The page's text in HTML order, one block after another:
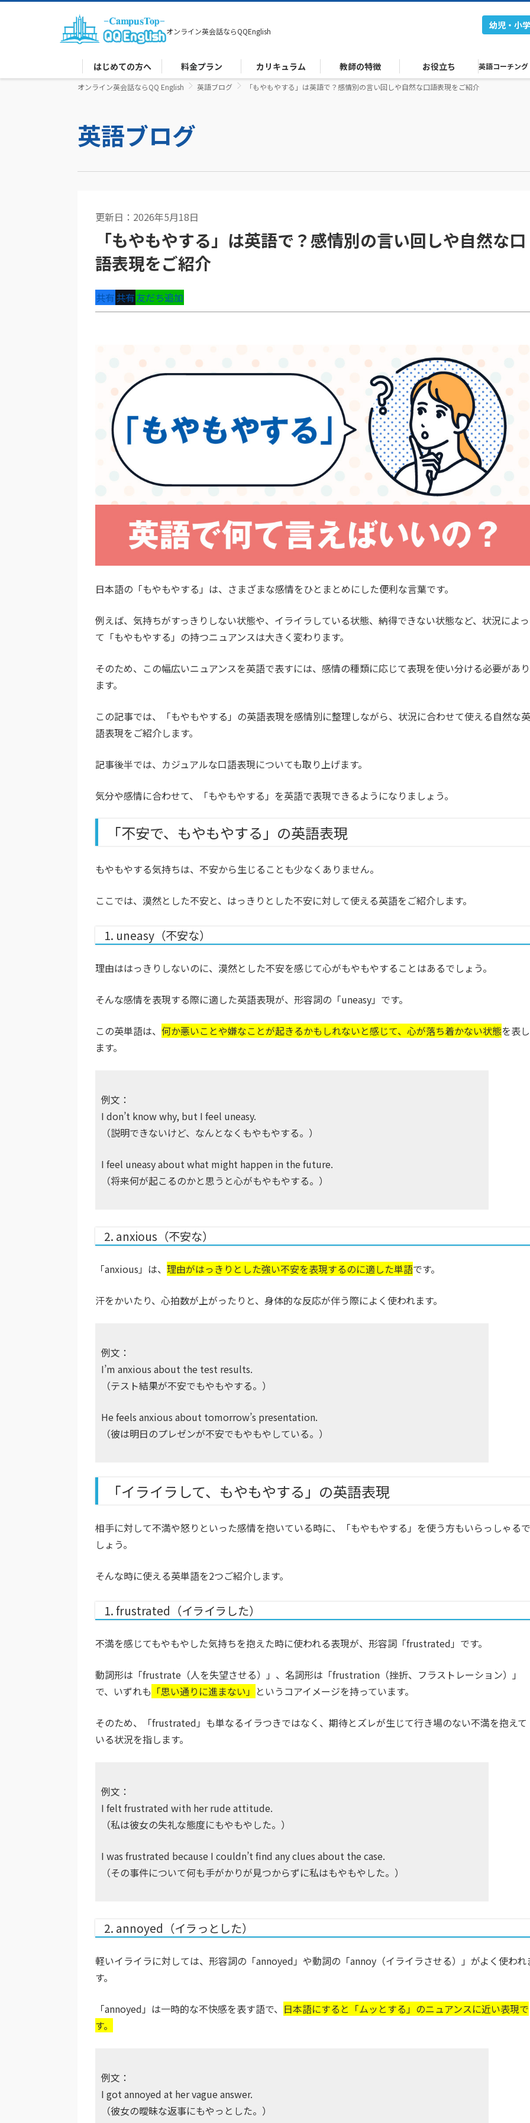
オンライン英会話ならQQEnglish
幼児・小
はじめての方へ 料金プラン カリキュラム 教師の特徴 お役立ち 英語コーチング
オンライン英会話ならQQ English 英語ブログ 「もやもやする」は英語で？感情別の言い回しや自然な口語表現をご紹介
英語ブログ
更新日：2026年5月18日
「もやもやする」は英語で？感情別の言い回しや自然な口
語表現をご紹介
共有共有友だち追加
日本語の「もやもやする」は、さまざまな感情をひとまとめにした便利な言葉です。
例えば、気持ちがすっきりしない状態や、イライラしている状態、納得できない状態など、状況によっ
て「もやもやする」の持つニュアンスは大きく変わります。
そのため、この幅広いニュアンスを英語で表すには、感情の種類に応じて表現を使い分ける必要があり
ます。
この記事では、「もやもやする」の英語表現を感情別に整理しながら、状況に合わせて使える自然な英
語表現をご紹介します。
記事後半では、カジュアルな口語表現についても取り上げます。
気分や感情に合わせて、「もやもやする」を英語で表現できるようになりましょう。
「不安で、もやもやする」の英語表現
もやもやする気持ちは、不安から生じることも少なくありません。
ここでは、漠然とした不安と、はっきりとした不安に対して使える英語をご紹介します。
1. uneasy（不安な）
理由ははっきりしないのに、漠然とした不安を感じて心がもやもやすることはあるでしょう。
そんな感情を表現する際に適した英語表現が、形容詞の「uneasy」です。
この英単語は、 何か悪いことや嫌なことが起きるかもしれないと感じて、心が落ち着かない状態を表し
ます。
例文：
I don’t know why, but I feel uneasy.
（説明できないけど、なんとなくもやもやする。）
I feel uneasy about what might happen in the future.
（将来何が起こるのかと思うと心がもやもやする。）
2. anxious（不安な）
「anxious」は、 理由がはっきりとした強い不安を表現するのに適した単語です。
汗をかいたり、心拍数が上がったりと、身体的な反応が伴う際によく使われます。
例文：
I’m anxious about the test results.
（テスト結果が不安でもやもやする。）
He feels anxious about tomorrow’s presentation.
（彼は明日のプレゼンが不安でもやもやしている。）
「イライラして、もやもやする」の英語表現
相手に対して不満や怒りといった感情を抱いている時に、「もやもやする」を使う方もいらっしゃるで
しょう。
そんな時に使える英単語を2つご紹介します。
1. frustrated（イライラした）
不満を感じてもやもやした気持ちを抱えた時に使われる表現が、形容詞「frustrated」です。
動詞形は「frustrate（人を失望させる）」、名詞形は「frustration（挫折、フラストレーション）」
で、いずれも 「思い通りに進まない」 というコアイメージを持っています。
そのため、「frustrated」も単なるイラつきではなく、期待とズレが生じて行き場のない不満を抱えて
いる状況を指します。
例文：
I felt frustrated with her rude attitude.
（私は彼女の失礼な態度にもやもやした。）
I was frustrated because I couldn’t find any clues about the case.
（その事件について何も手がかりが見つからずに私はもやもやした。）
2. annoyed（イラっとした）
軽いイライラに対しては、形容詞の「annoyed」や動詞の「annoy（イライラさせる）」がよく使われ
す。
「annoyed」は一時的な不快感を表す語で、 日本語にすると「ムッとする」のニュアンスに近い表現で
す。
例文：
I got annoyed at her vague answer.
（彼女の曖昧な返事にもやっとした。）